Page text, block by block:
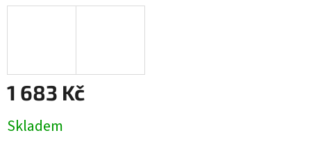
1 683 Kč
cena:
Skladem